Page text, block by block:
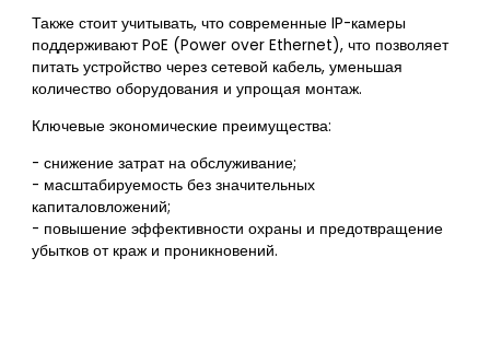
Также стоит учитывать, что современные IP-камеры
поддерживают PoE (Power over Ethernet), что позволяет
питать устройство через сетевой кабель, уменьшая
количество оборудования и упрощая монтаж.
Ключевые экономические преимущества:
- снижение затрат на обслуживание;
- масштабируемость без значительных
капиталовложений;
- повышение эффективности охраны и предотвращение
убытков от краж и проникновений.